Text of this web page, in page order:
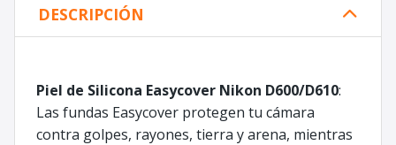
DESCRIPCIÓN
Piel de Silicona Easycover Nikon D600/D610:
Las fundas Easycover protegen tu cámara
contra golpes, rayones, tierra y arena, mientras